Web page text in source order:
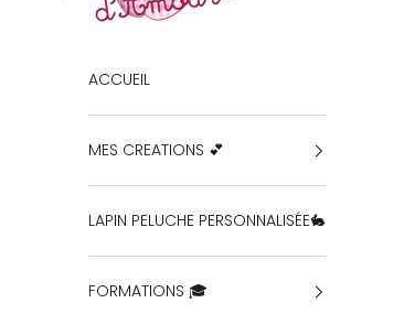
ACCUEIL
MES CREATIONS 💕
LAPIN PELUCHE PERSONNALISÉE🐇
FORMATIONS 🎓